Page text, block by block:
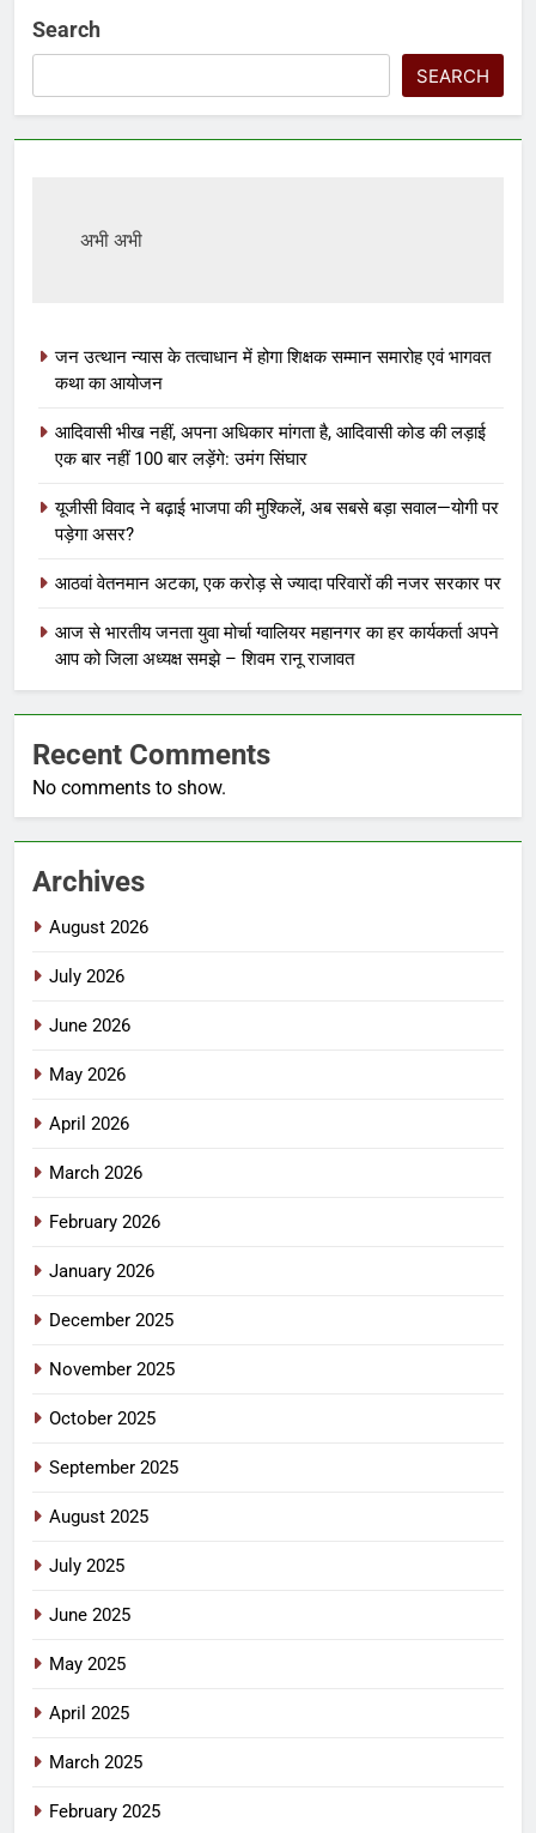
Search
SEARCH
अभी अभी
जन उत्थान न्यास के तत्वाधान में होगा शिक्षक सम्मान समारोह एवं भागवत
कथा का आयोजन
आदिवासी भीख नहीं, अपना अधिकार मांगता है, आदिवासी कोड की लड़ाई
एक बार नहीं 100 बार लड़ेंगे: उमंग सिंघार
यूजीसी विवाद ने बढ़ाई भाजपा की मुश्किलें, अब सबसे बड़ा सवाल—योगी पर
पड़ेगा असर?
आठवां वेतनमान अटका, एक करोड़ से ज्यादा परिवारों की नजर सरकार पर
आज से भारतीय जनता युवा मोर्चा ग्वालियर महानगर का हर कार्यकर्ता अपने
आप को जिला अध्यक्ष समझे – शिवम रानू राजावत
Recent Comments
No comments to show.
Archives
August 2026
July 2026
June 2026
May 2026
April 2026
March 2026
February 2026
January 2026
December 2025
November 2025
October 2025
September 2025
August 2025
July 2025
June 2025
May 2025
April 2025
March 2025
February 2025